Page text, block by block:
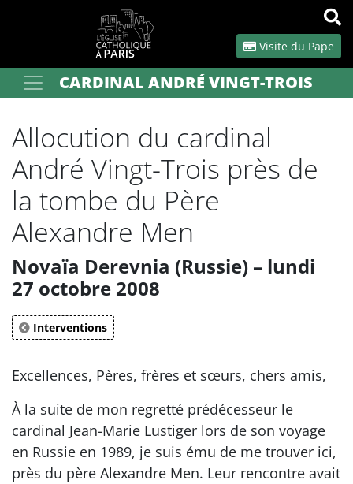
Visite du Pape
Votre recherche OK
CARDINAL ANDRÉ VINGT-TROIS
Allocution du cardinal
André Vingt-Trois près de
la tombe du Père
Alexandre Men
Novaïa Derevnia (Russie) – lundi
27 octobre 2008
Interventions
Excellences, Pères, frères et sœurs, chers amis,
À la suite de mon regretté prédécesseur le
cardinal Jean-Marie Lustiger lors de son voyage
en Russie en 1989, je suis ému de me trouver ici,
près du père Alexandre Men. Leur rencontre avait
Panneau de gestion des cookies